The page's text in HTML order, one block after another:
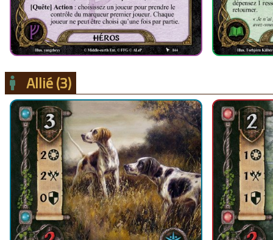
Allié(3)